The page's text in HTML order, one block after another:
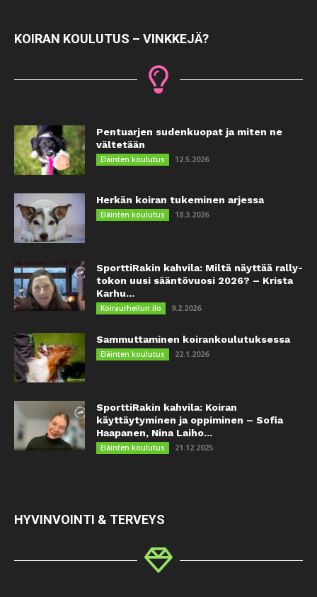
KOIRAN KOULUTUS – VINKKEJÄ?
Pentuarjen sudenkuopat ja miten ne
vältetään
Eläinten koulutus 12.5.2026
Herkän koiran tukeminen arjessa
Eläinten koulutus 18.3.2026
SporttiRakin kahvila: Miltä näyttää rally-
tokon uusi sääntövuosi 2026? – Krista
Karhu...
Koiraurheilun ilo 9.2.2026
Sammuttaminen koirankoulutuksessa
Eläinten koulutus 22.1.2026
SporttiRakin kahvila: Koiran
käyttäytyminen ja oppiminen – Sofia
Haapanen, Nina Laiho...
Eläinten koulutus 21.12.2025
HYVINVOINTI & TERVEYS